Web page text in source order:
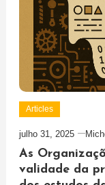
Articles
julho 31, 2025
As
validade da